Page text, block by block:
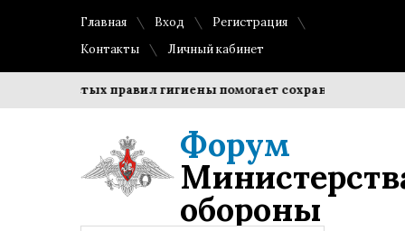
Главная Вход
Регистрация
Контакты
Личный кабинет
простых правил гигиены помогает сохранить
Форум
обороны